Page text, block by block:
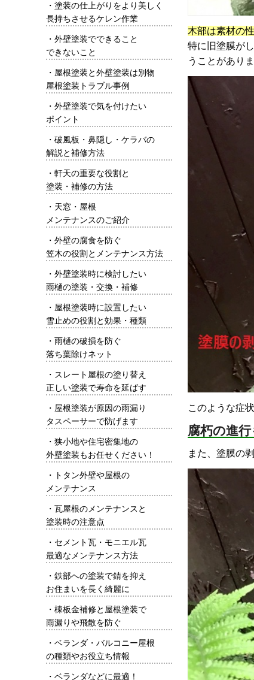
・ 塗装の仕上がりをより美しく
長持ちさせるケレン作業
・ 外壁塗装でできること
できないこと
・ 屋根塗装と外壁塗装は別物
屋根塗装トラブル事例
・ 外壁塗装で気を付けたい
ポイント
・ 破風板・鼻隠し・ケラバの
解説と補修方法
・ 軒天の重要な役割と
塗装・補修の方法
・ 天窓・屋根
メンテナンスのご紹介
・ 外壁の腐食を防ぐ
笠木の役割とメンテナンス方法
・ 外壁塗装時に検討したい
雨樋の塗装・交換・補修
・ 屋根塗装時に設置したい
雪止めの役割と効果・種類
・ 雨樋の破損を防ぐ
落ち葉除けネット
・ スレート屋根の塗り替え
正しい塗装で寿命を延ばす
・ 屋根塗装が原因の雨漏り
タスペーサーで防げます
・ 狭小地や住宅密集地の
外壁塗装もお任せください！
・
トタン外壁や屋根の
メンテナンス
・ 瓦屋根のメンテナンスと
塗装時の注意点
・ セメント瓦・モニエル瓦
最適なメンテナンス方法
・ 鉄部への塗装で錆を抑え
お住まいを長く綺麗に
・ 棟板金補修と屋根塗装で
雨漏りや飛散を防ぐ
・ ベランダ・バルコニー屋根
の種類やお役立ち情報
・ ベランダなどに最適！
木部は素材の性
特に旧塗膜が
うことがありま
このような症
腐朽の進
また、塗膜の